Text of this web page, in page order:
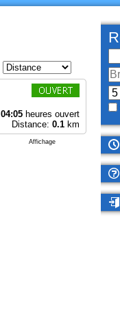
04:05heures ouvert
Distance: 0.1km
Affichage